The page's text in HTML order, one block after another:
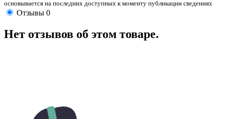
основывается на последних доступных к моменту публикации сведениях
Отзывы 0
Нет отзывов об этом товаре.